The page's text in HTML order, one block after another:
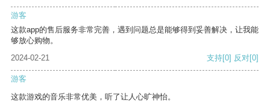
游客
这款app的售后服务非常完善，遇到问题总是能够得到妥善解决，让我能
够放心购物。
2024-02-21
支持[0] 反对[0]
游客
这款游戏的音乐非常优美，听了让人心旷神怡。